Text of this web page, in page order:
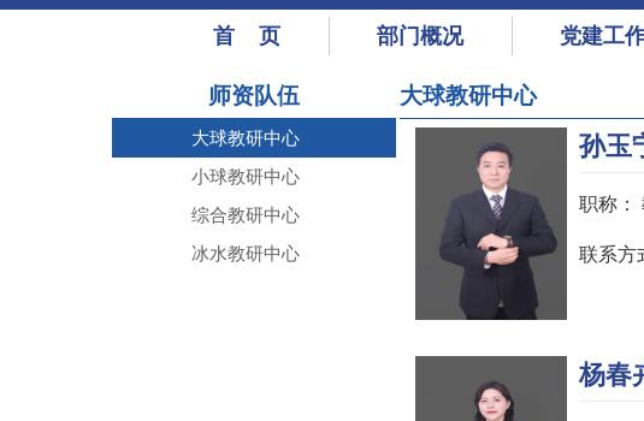
首 页 部门概况 党建工
师资队伍
大球教研中心
小球教研中心
综合教研中心
冰水教研中心
大球教研中心
孙玉
职称：
联系方
杨春